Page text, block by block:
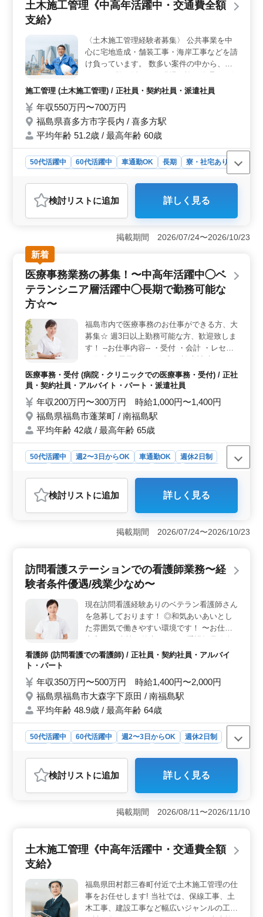
す。通勤手当も支給があります。 ＜働きやすい環境
＞ 週休2日制で、社会保険完備、時間外労働は月20時間
時間は相談に応じて調整可能です。
土木施工管理《中高年活躍中・交通費全額
支給》
〈土木施工管理経験者募集〉 公共事業を中
心に宅地造成・舗装工事・海岸工事などを請
け負っています。 数多い案件の中から、あ
なたの経験を活かせる現場で施工管理をお任
せいたします。 〈仕事内容〉 ・現場管理 ・
業務(品質、安全、原価管理) WordやCADの
スキルをお持ちの方は、 パソコンを使用す
る業務もお任せします。 〈特徴〉 ・宿舎あ
手当てを支給 ※弊社のお取り扱い案件は、
除染案件ではありません。
施工管理 (土木施工管理) / 正社員・契約社員・派遣社員
年収550万円〜700万円
福島県喜多方市字長内 / 喜多方駅
平均年齢 51.2歳 / 最高年齢 60歳
50代活躍中 60代活躍中 車通勤OK 長期
寮・社宅あり
おすすめポイント
＜多彩な業務内容＞ 宅地造成や舗装工事、海岸工事な
ど様々なプロジェクトに携わります。現場管理から職人
CADのスキルを活かした業務も期待されます。 ＜働
きやすい環境＞ 寮や社宅が用意されており、車通勤も
可能です。また、帰省手当も支給されるなど、労働条件
が整っています。 ＜中高年層の活躍＞ 経験豊富な
中高年層が多く活躍しており、能力や実績に応じて責任
ある仕事を任せる風土があります。年齢や社歴に関係な
く、実力を重視する企業です。
検討リスト に追加 詳しく見る
掲載期間 2026/07/24〜2026/10/23
新着
医療事務業務の募集！〜中高年活躍中◯ベ
テランシニア層活躍中◯長期で勤務可能な
方☆〜
福島市内で医療事務のお仕事ができる方、大
募集☆ 週3日以上勤務可能な方、歓迎致しま
す！ --お仕事内容-- ・受付 ・会計 ・レセプ
ア層歓迎 ☆資格不問 ☆マイカー通勤可能 年
齢ではなく、経験重視！ 皆様からのご応募
医療事務・受付 (病院・クリニックでの医療事務・受付) / 正社
員・契約社員・アルバイト・パート・派遣社員
年収200万円〜300万円 時給1,000円〜1,400円
福島県福島市蓬莱町 / 南福島駅
平均年齢 42歳 / 最高年齢 65歳
50代活躍中 週2〜3日からOK 車通勤OK
週休2日制
おすすめポイント
＜福島メディカルオフィス＞ 福島市蓬莱町で医療事務
のお仕事募集中！週3日以上勤務可能な方歓迎。受付、会
計、レセプト作成、電子カルテ作成、診療補助などの業
300万円、時給1,000円〜1,300円。通勤手当の支給あり。
賞与は年2回あり、福利厚生も整っています。就業時間は
す。 ＜働きやすい環境＞ 週5、6日の勤務で、木曜
日午後、土曜日午後はお休み。さらに、日曜日や祝日、
GW休暇、夏季休暇、年末年始、有給休暇など、充実の休
暇制度が整っています。
検討リスト に追加 詳しく見る
掲載期間 2026/07/24〜2026/10/23
訪問看護ステーションでの看護師業務〜経
験者条件優遇/残業少なめ〜
現在訪問看護経験ありのベテラン看護師さん
を急募しております！ ◎和気あいあいとし
た雰囲気で働きやすい環境です！ 〜お仕事
般 （点滴・注射・採血・バイタルチェック
活躍中 ◎交通費支給 ◎経験者条件優遇 安定
した週休2日制です!! 最近60代新入スタッフ
も採用しました。 年齢ではなく経験のある
ベテラン層を求めています。 ぜひご応募下
さい♪
看護師 (訪問看護での看護師) / 正社員・契約社員・アルバイ
ト・パート
年収350万円〜500万円 時給1,400円〜2,000円
福島県福島市大森字下原田 / 南福島駅
平均年齢 48.9歳 / 最高年齢 64歳
50代活躍中 60代活躍中 週2〜3日からOK
週休2日制
おすすめポイント
＜経験者優遇＞ 訪問看護経験者を積極採用し、その豊
富な知識と経験を活かしたサービス提供に注力していま
す。経験豊富な看護師がチームに加わることで、安心感
です。看護師の健康とプライベートの充実を大切にし、
業務負担の適正化を図っています。安定した勤務体制
す。 ＜シニア層活躍＞ シニア層や女性が積極的に
活躍できる職場です。経験やスキルを重視し、年齢に関
係なく活躍できる環境を整えています。最近では60代の
検討リスト に追加 詳しく見る
掲載期間 2026/08/11〜2026/11/10
土木施工管理《中高年活躍中・交通費全額
支給》
福島県田村郡三春町付近で土木施工管理の仕
事をお任せします! 当社では、保線工事、土
木工事、建設工事など幅広いジャンルの工事